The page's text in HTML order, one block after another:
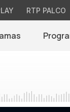
RTP PALCO